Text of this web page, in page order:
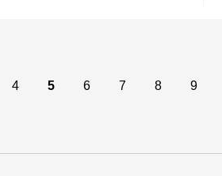
4 5 6 7 8 9